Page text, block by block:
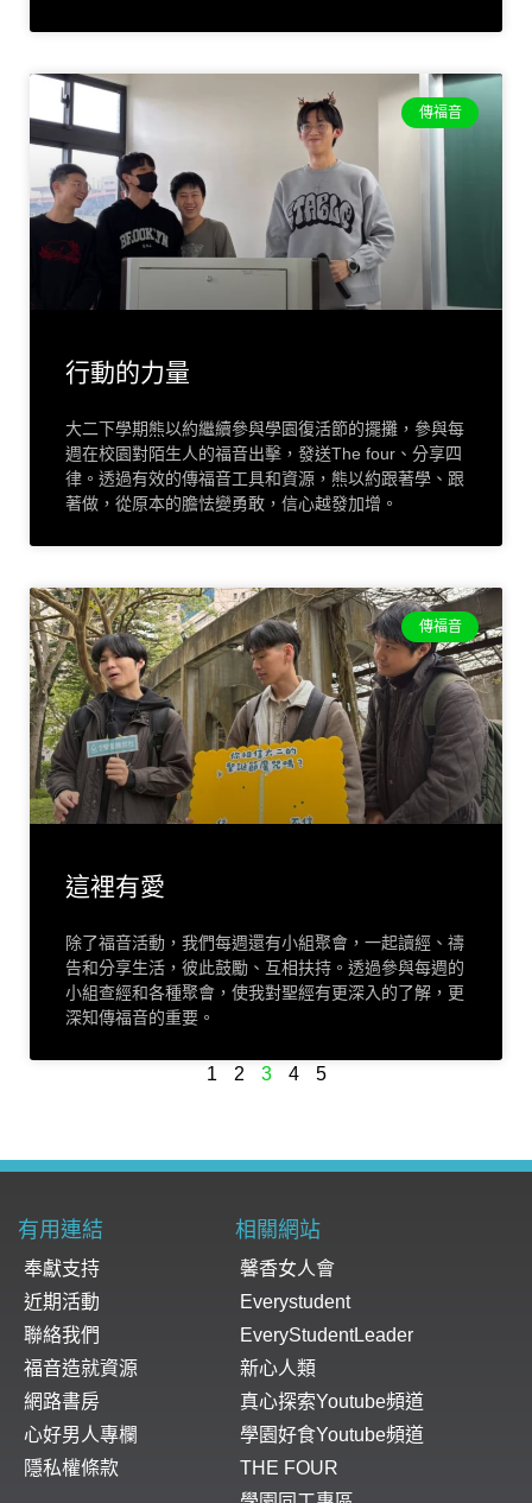
傳福音
行動的力量
大二下學期熊以約繼續參與學園復活節的擺攤，參與每
週在校園對陌生人的福音出擊，發送The four、分享四
律。透過有效的傳福音工具和資源，熊以約跟著學、跟
著做，從原本的膽怯變勇敢，信心越發加增。
傳福音
這裡有愛
除了福音活動，我們每週還有小組聚會，一起讀經、禱
告和分享生活，彼此鼓勵、互相扶持。透過參與每週的
小組查經和各種聚會，使我對聖經有更深入的了解，更
深知傳福音的重要。
1 2 3 4 5
有用連結 相關網站
奉獻支持
近期活動
聯絡我們
福音造就資源
網路書房
心好男人專欄
隱私權條款
馨香女人會
Everystudent
EveryStudentLeader
新心人類
真心探索Youtube頻道
學園好食Youtube頻道
THE FOUR